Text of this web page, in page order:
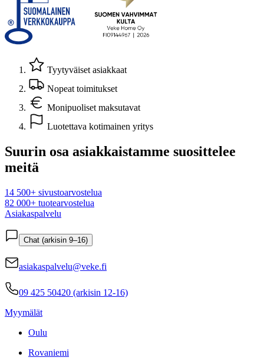
Tyytyväiset asiakkaat
Nopeat toimitukset
Monipuoliset maksutavat
Luotettava kotimainen yritys
Suurin osa asiakkaistamme suosittelee
meitä
14 500+ sivustoarvostelua
82 000+ tuotearvostelua
Asiakaspalvelu
Chat (arkisin 9–16)
asiakaspalvelu@veke.fi
09 425 50420 (arkisin 12-16)
Myymälät
Oulu
Rovaniemi